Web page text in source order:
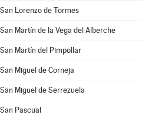
San Lorenzo de Tormes
San Martín de la Vega del Alberche
San Martín del Pimpollar
San Miguel de Corneja
San Miguel de Serrezuela
San Pascual